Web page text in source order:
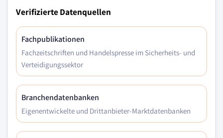
Verifizierte Datenquellen
Fachpublikationen
Fachzeitschriften und Handelspresse im Sicherheits- und
Verteidigungssektor
Branchendatenbanken
Eigenentwickelte und Drittanbieter-Marktdatenbanken